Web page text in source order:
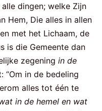
dingen; welke Zijn
Hem, Die alles in allen
met het Lichaam, de
is die Gemeente dan
zegening in de
“Om in de bedeling
alles tot één te
in de hemel en wat